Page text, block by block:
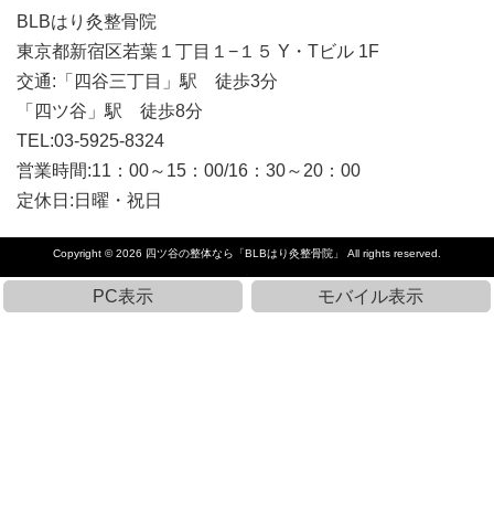
BLBはり灸整骨院
東京都新宿区若葉１丁目１−１５ Y・Tビル 1F
交通:「四谷三丁目」駅 徒歩3分
「四ツ谷」駅 徒歩8分
TEL:03-5925-8324
営業時間:11：00～15：00/16：30～20：00
定休日:日曜・祝日
Copyright © 2026 四ツ谷の整体なら「BLBはり灸整骨院」 All rights reserved.
PC表示 モバイル表示